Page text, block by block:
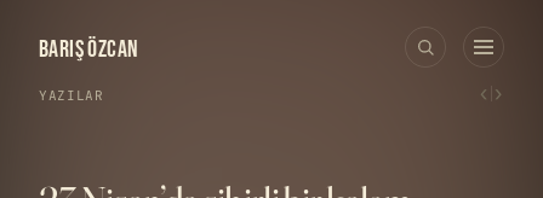
BARIŞ ÖZCAN
YAZILAR ‹ ›